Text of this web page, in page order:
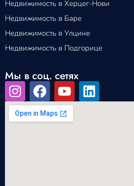
Недвижимость в Херцег-Нови
Недвижимость в Баре
Недвижимость в Улцине
Недвижимость в Подгорице
Мы в соц. сетях